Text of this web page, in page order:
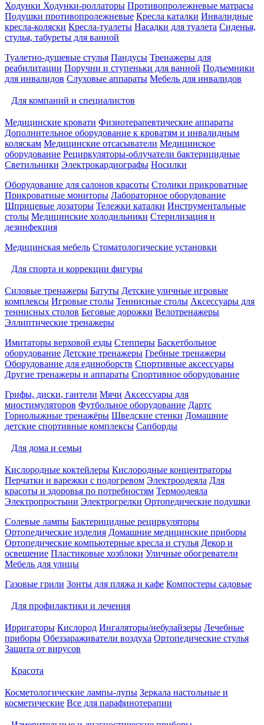
Ходунки Ходунки-роллаторы Противопролежневые матрасы
Подушки противопролежневые Кресла каталки Инвалидные
кресла-коляски Кресла-туалеты Насадки для туалета Сиденья,
стулья, табуреты для ванной
Туалетно-душевые стулья Пандусы Тренажеры для
реабилитации Поручни и ступеньки для ванной Подъемники
для инвалидов Слуховые аппараты Мебель для инвалидов
Для компаний и специалистов
Медицинские кровати Физиотерапевтические аппараты
Дополнительное оборудование к кроватям и инвалидным
коляскам Медицинские отсасыватели Медицинское
оборудование Рециркуляторы-облучатели бактерицидные
Светильники Электрокардиографы Носилки
Оборудование для салонов красоты Столики прикроватные
Прикроватные мониторы Лабораторное оборудование
Шприцевые дозаторы Тележки каталки Инструментальные
столы Медицинские холодильники Стерилизация и
дезинфекция
Медицинская мебель Стоматологические установки
Для спорта и коррекции фигуры
Силовые тренажеры Батуты Детские уличные игровые
комплексы Игровые столы Теннисные столы Аксессуары для
теннисных столов Беговые дорожки Велотренажеры
Эллиптические тренажеры
Имитаторы верховой езды Степперы Баскетбольное
оборудование Детские тренажеры Гребные тренажеры
Оборудование для единоборств Спортивные аксессуары
Другие тренажеры и аппараты Спортивное оборудование
Грифы, диски, гантели Мячи Аксессуары для
миостимуляторов Футбольное оборудование Дартс
Горнолыжные тренажёры Шведские стенки Домашние
детские спортивные комплексы Сапборды
Для дома и семьи
Кислородные коктейлеры Кислородные концентраторы
Перчатки и варежки с подогревом Электроодеяла Для
красоты и здоровья по потребностям Термоодеяла
Электропростыни Электрогрелки Ортопедические подушки
Солевые лампы Бактерицидные рециркуляторы
Ортопедические изделия Домашние медицинские приборы
Ортопедические компьютерные кресла и стулья Декор и
освещение Пластиковые хозблоки Уличные обогреватели
Мебель для улицы
Газовые грили Зонты для пляжа и кафе Компостеры садовые
Для профилактики и лечения
Ирригаторы Кислород Ингаляторы/небулайзеры Лечебные
приборы Обеззараживатели воздуха Ортопедические стулья
Защита от вирусов
Красота
Косметологические лампы-лупы Зеркала настольные и
косметические Все для парафинотерапии